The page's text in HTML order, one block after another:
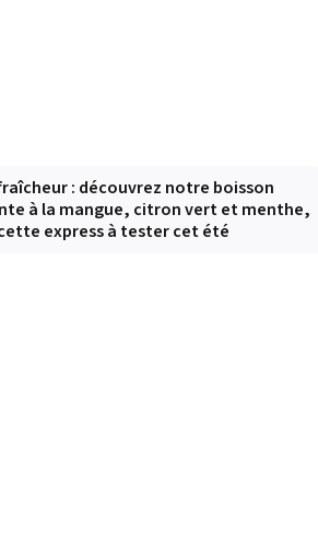
: découvrez notre boisson
à la mangue, citron vert et menthe,
express à tester cet été